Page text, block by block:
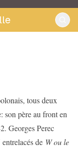
tous deux
son père au front en
Georges Perec
de W ou le